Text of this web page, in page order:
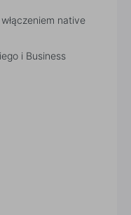
native
i Business